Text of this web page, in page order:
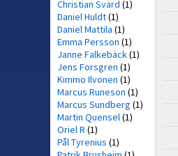
Christian Svärd (1)
Daniel Huldt(1)
Daniel Mattila (1)
Emma Persson (1)
Janne Falkebäck(1)
Jens Forsgren (1)
Kimmo Ilvonen (1)
Marcus Runeson (1)
Marcus Sundberg (1)
Martin Quensel(1)
Oriel R (1)
Pål Tyrenius (1)